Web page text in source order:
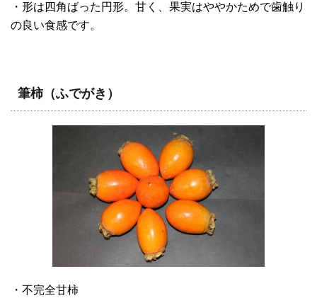
・形は四角ばった円形。甘く、果実はややかためで歯触り
の良い食感です。
筆柿（ふでがき）
・不完全甘柿